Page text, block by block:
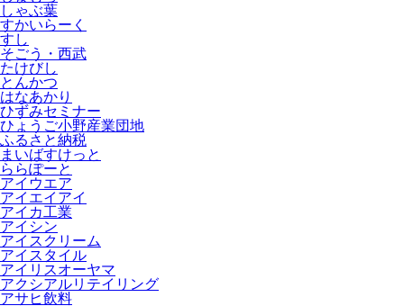
しゃぶ葉
すかいらーく
すし
そごう・西武
たけびし
とんかつ
はなあかり
ひずみセミナー
ひょうご小野産業団地
ふるさと納税
まいばすけっと
ららぽーと
アイウエア
アイエイアイ
アイカ工業
アイシン
アイスクリーム
アイスタイル
アイリスオーヤマ
アクシアルリテイリング
アサヒ飲料